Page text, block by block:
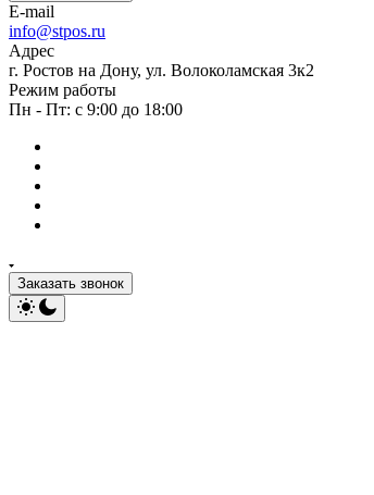
E-mail
info@stpos.ru
Адрес
г. Ростов на Дону, ул. Волоколамская 3к2
Режим работы
Пн - Пт: с 9:00 до 18:00
Заказать звонок